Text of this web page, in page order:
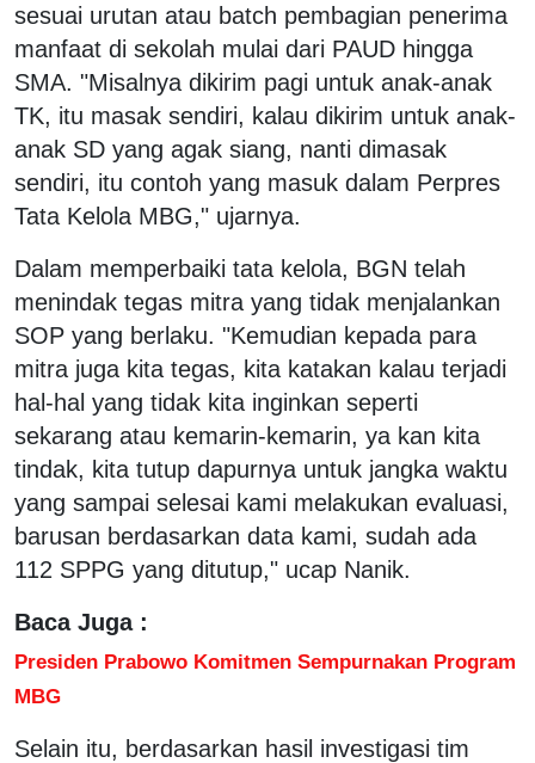
sesuai urutan atau batch pembagian penerima
manfaat di sekolah mulai dari PAUD hingga
SMA. "Misalnya dikirim pagi untuk anak-anak
TK, itu masak sendiri, kalau dikirim untuk anak-
anak SD yang agak siang, nanti dimasak
sendiri, itu contoh yang masuk dalam Perpres
Tata Kelola MBG," ujarnya.
Dalam memperbaiki tata kelola, BGN telah
menindak tegas mitra yang tidak menjalankan
SOP yang berlaku. "Kemudian kepada para
mitra juga kita tegas, kita katakan kalau terjadi
hal-hal yang tidak kita inginkan seperti
sekarang atau kemarin-kemarin, ya kan kita
tindak, kita tutup dapurnya untuk jangka waktu
yang sampai selesai kami melakukan evaluasi,
barusan berdasarkan data kami, sudah ada
112 SPPG yang ditutup," ucap Nanik.
Baca Juga :
Presiden Prabowo Komitmen Sempurnakan Program
MBG
Selain itu, berdasarkan hasil investigasi tim